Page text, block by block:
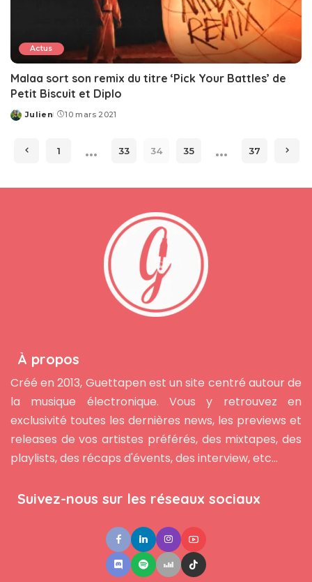
Actus
Malaa sort son remix du titre ‘Pick Your Battles’ de
Petit Biscuit et Diplo
Posted
Julien 10 mars 2021
1 … 33 34 35 … 37
À propos
Créé en 2013, Guettapen est un site centré autour de
la musique électronique. Vous y retrouvez en
exclusivité toutes les dernières news, les previews et
releases de vos artistes préférés, des mixtapes, des
playlists, des récaps d'évents, des interview, etc...
Suivez-nous sur les réseaux sociaux